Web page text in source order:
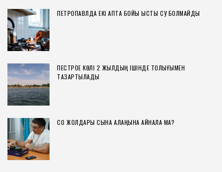
ПЕТРОПАВЛДА ЕКІ АПТА БОЙЫ ЫСТЫҚ СУ БОЛМАЙДЫ
ПЕСТРОЕ КӨЛІ 2 ЖЫЛДЫҢ ІШІНДЕ ТОЛЫҒЫМЕН
ТАЗАРТЫЛАДЫ
СҚО ЖОЛДАРЫ СЫНАҚ АЛАҢЫНА АЙНАЛА МА?